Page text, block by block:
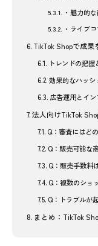
・魅力的
・ライブ
TikTok Shopで成
トレンドの把
効果的なハッシ
広告運用とイ
法人向けTikTok
Q：審査にはど
Q：販売可能な
Q：販売手数料
Q：複数のショ
Q：トラブルが
まとめ：TikTok